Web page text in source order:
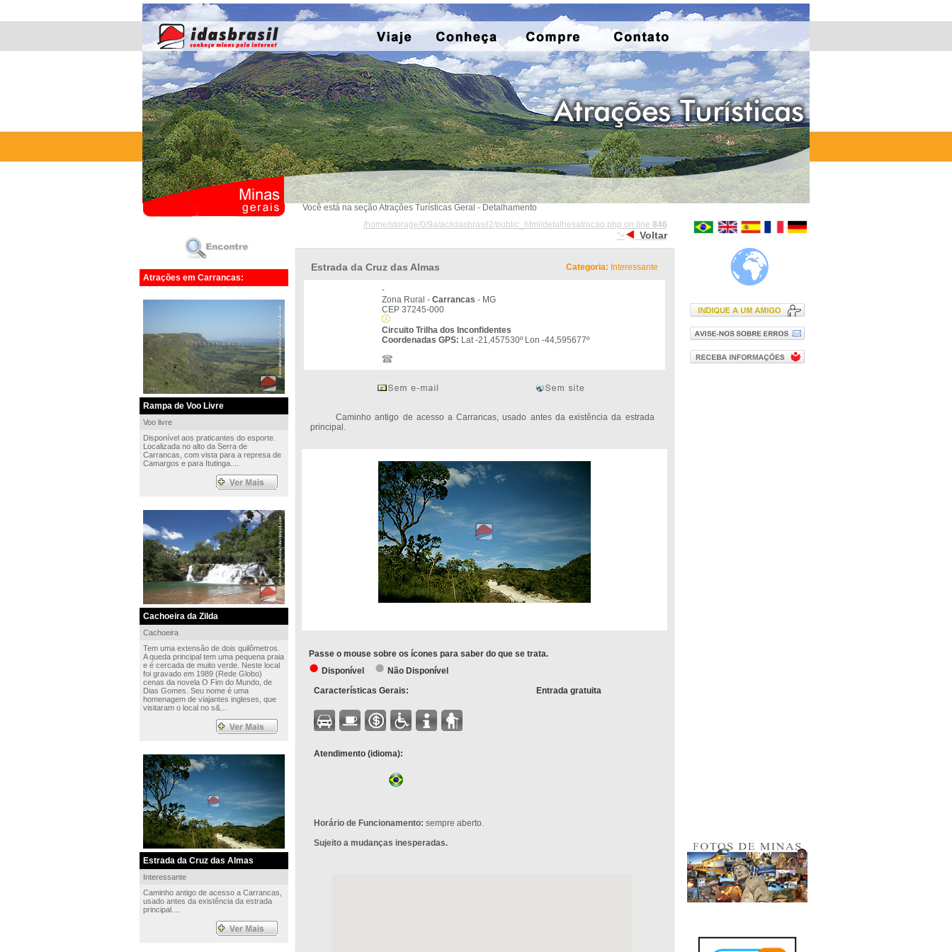
Atrações em Carrancas:
Rampa de Voo Livre
Voo livre
Disponível aos praticantes do esporte.
Localizada no alto da Serra de
Carrancas, com vista para a represa de
Camargos e para Itutinga....
Cachoeira da Zilda
Cachoeira
Tem uma extensão de dois quilômetros.
A queda principal tem uma pequena praia
e é cercada de muito verde. Neste local
foi gravado em 1989 (Rede Globo)
cenas da novela O Fim do Mundo, de
Dias Gomes. Seu nome é uma
homenagem de viajantes ingleses, que
visitaram o local no s&...
Estrada da Cruz das Almas
Interessante
Caminho antigo de acesso a Carrancas,
usado antes da existência da estrada
principal....
Você está na seção Atrações Turísticas Geral - Detalhamento
/home/storage/0/9a/ac/idasbrasil2/public_html/detalhesatracao.php on line 846
">
Voltar
Estrada da Cruz das Almas Categoria: Interessante
-
Zona Rural - Carrancas - MG
CEP 37245-000
Circuito Trilha dos Inconfidentes
Coordenadas GPS: Lat -21,457530º Lon -44,595677º
Caminho antigo de acesso a Carrancas, usado antes da existência da estrada
principal.
Passe o mouse sobre os ícones para saber do que se trata.
Disponível
Não Disponível
Características Gerais:
Atendimento (idioma):
Entrada gratuita
Horário de Funcionamento: sempre aberto.
Sujeito a mudanças inesperadas.